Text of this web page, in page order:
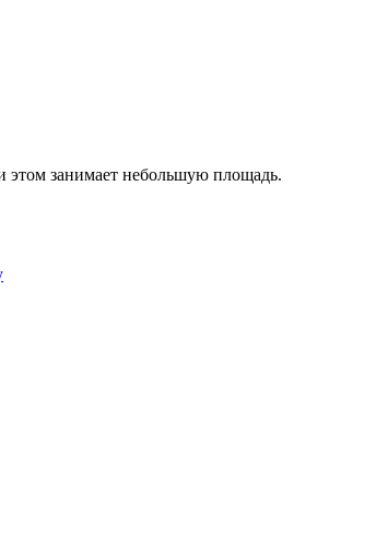
этом занимает небольшую площадь.